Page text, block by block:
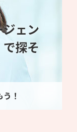
ェン
探そ
！